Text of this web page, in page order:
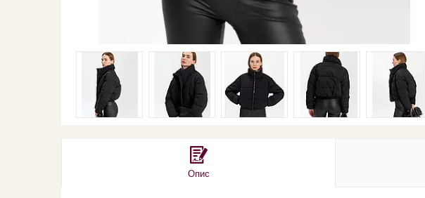
Опис